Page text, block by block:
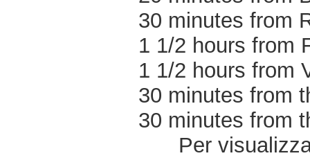
30 minutes from
1 1/2 hours from
1 1/2 hours from
30 minutes from
30 minutes from
Per